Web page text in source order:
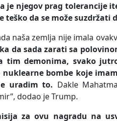
je njegov prag tolerancije
teško da se može suzdržati
naša zemlja nije imala
da sada zarati sa
tim demonima, svako
nuklearne bombe koje
uradim to. Dakle
dodao je Trump.
za ovu nagradu na